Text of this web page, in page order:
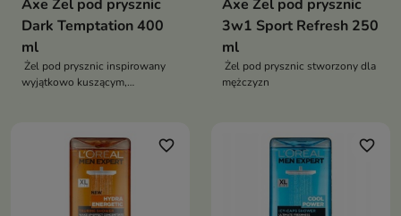
Axe Żel pod prysznic
Dark Temptation 400
ml
Żel pod prysznic inspirowany
wyjątkowo kuszącym,
Axe Żel pod prysznic
3w1 Sport Refresh 250
ml
Żel pod prysznic stworzony dla
mężczyzn
favorite_border favorite_border